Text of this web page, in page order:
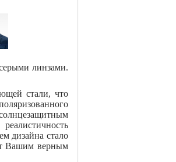
линзами.
стали, что
дизайна стало
Вашим верным